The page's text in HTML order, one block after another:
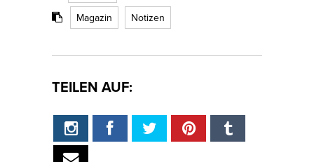
Magazin
Notizen
TEILEN AUF: